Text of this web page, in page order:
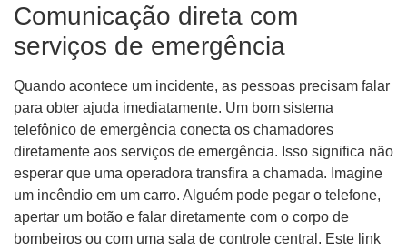
Comunicação direta com
serviços de emergência
Quando acontece um incidente, as pessoas precisam falar
para obter ajuda imediatamente. Um bom sistema
telefônico de emergência conecta os chamadores
diretamente aos serviços de emergência. Isso significa não
esperar que uma operadora transfira a chamada. Imagine
um incêndio em um carro. Alguém pode pegar o telefone,
apertar um botão e falar diretamente com o corpo de
bombeiros ou com uma sala de controle central. Este link